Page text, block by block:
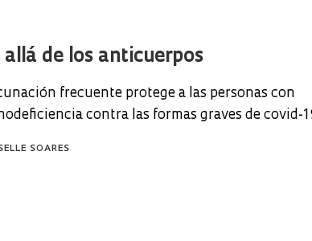
allá de los anticuerpos
frecuente protege a las personas con
contra las formas graves de covid-
SOARES